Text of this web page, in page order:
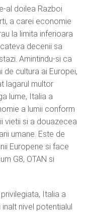
al doilea Razboi
a carei economie
la limita inferioara
decenii sa
Amintindu-si ca
de cultura ai Europei,
lagarul multor
lume, Italia a
a lumii conform
vietii si a douazecea
umane. Este de
Europene si face
G8, OTAN si
Italia a
nivel potentialul